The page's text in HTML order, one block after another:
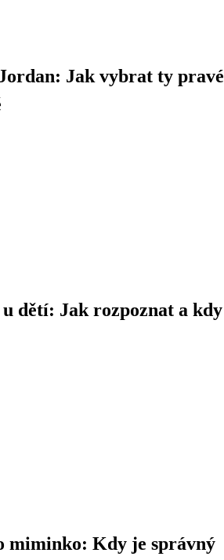
Jak vybrat ty pravé
u dětí: Jak rozpoznat a kdy
miminko: Kdy je správný